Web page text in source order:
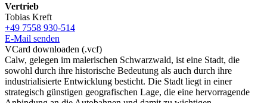
Vertrieb
Tobias Kreft
+49 7558 930-514
E-Mail senden
VCard downloaden (.vcf)
Calw, gelegen im malerischen Schwarzwald, ist eine Stadt, die
sowohl durch ihre historische Bedeutung als auch durch ihre
industrialisierte Entwicklung besticht. Die Stadt liegt in einer
strategisch günstigen geografischen Lage, die eine hervorragende